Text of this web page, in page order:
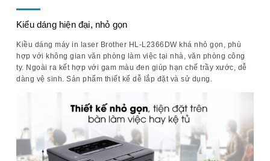
Kiểu dáng hiện đại, nhỏ gọn
Kiều dáng máy in laser Brother HL-L2366DW khá nhỏ gọn, phù
hợp với không gian văn phòng làm việc tại nhà, văn phòng công
ty. Ngoài ra kết hợp với gam màu đen giúp hạn chế trầy xước, dễ
dàng vệ sinh. Sản phẩm thiết kế dễ lắp đặt và sử dụng.